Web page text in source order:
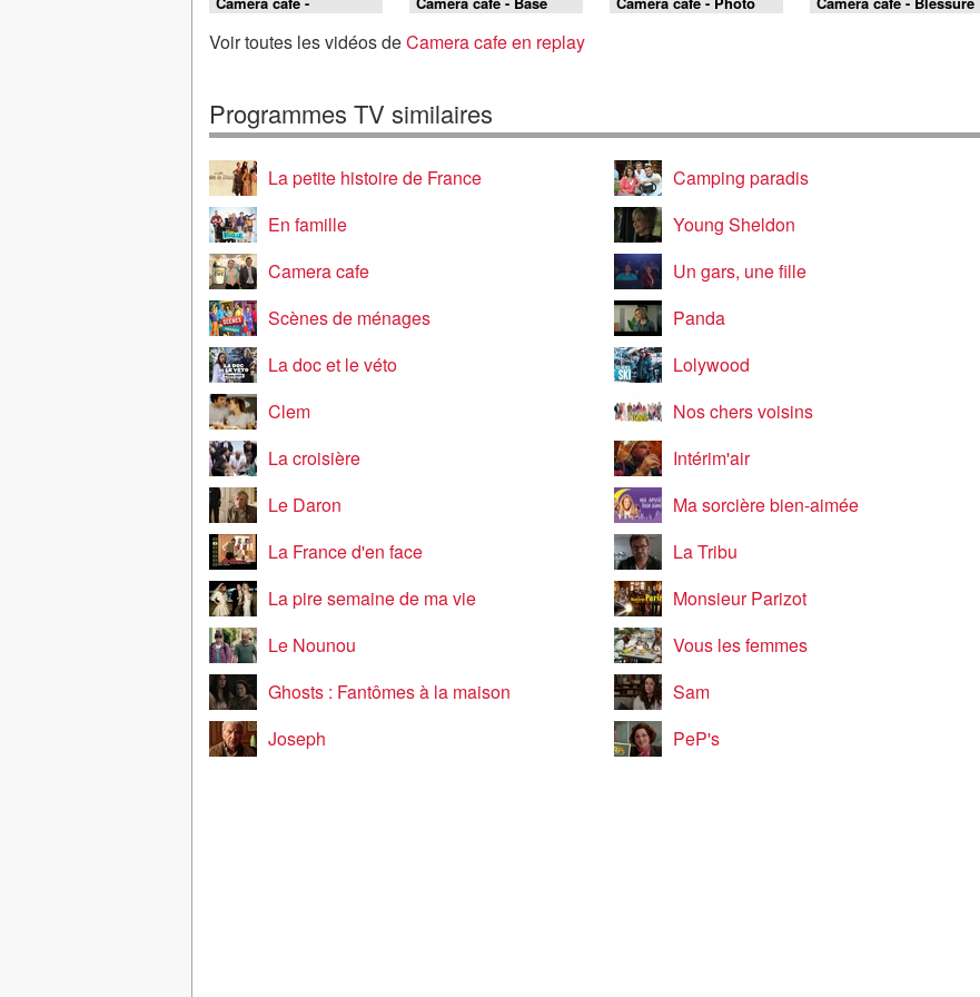
L'homme de Rio jump mateur secrète
Voir toutes les vidéos deCamera cafe en replay
Programmes TV similaires
La petite histoire de France
Camping paradis
En famille
Young Sheldon
Camera cafe
Un gars, une fille
Scènes de ménages
Panda
La doc et le véto
Lolywood
Clem
Nos chers voisins
La croisière
Intérim'air
Le Daron
Ma sorcière bien-aimée
La France d'en face
La Tribu
La pire semaine de ma vie
Monsieur Parizot
Le Nounou
Vous les femmes
Ghosts : Fantômes à la maison
Sam
Joseph
PeP's